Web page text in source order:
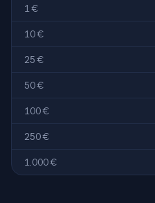
1 €
10 €
25 €
50 €
100 €
250 €
1.000 €